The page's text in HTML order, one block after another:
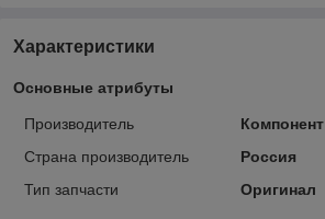
Характеристики
Основные атрибуты
Производитель
Компонент
Страна производитель
Россия
Тип запчасти
Оригинал